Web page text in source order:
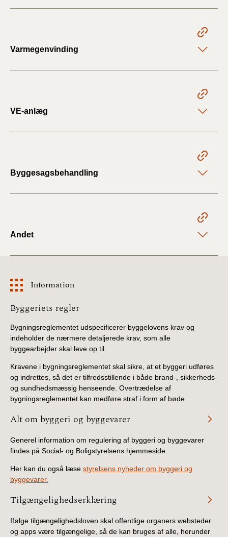
Varmegenvinding
VE-anlæg
Byggesagsbehandling
Andet
Information
Information
Byggeriets regler
Bygningsreglementet udspecificerer byggelovens krav og
indeholder de nærmere detaljerede krav, som alle
byggearbejder skal leve op til.
Kravene i bygningsreglementet skal sikre, at et byggeri udføres
og indrettes, så det er tilfredsstillende i både brand-, sikkerheds-
og sundhedsmæssig henseende. Overtrædelse af
bygningsreglementet kan medføre straf i form af bøde.
Alt om byggeri og byggevarer
Generel information om regulering af byggeri og byggevarer
findes på Social- og Boligstyrelsens hjemmeside.
Her kan du også læse styrelsens nyheder om byggeri og
byggevarer.
Tilgængelighedserklæring
Ifølge tilgængelighedsloven skal offentlige organers websteder
og apps være tilgængelige, så de kan bruges af alle, herunder